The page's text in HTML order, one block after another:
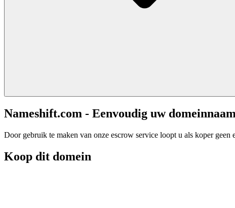
Nameshift.com - Eenvoudig uw
Door gebruik te maken van onze escrow service loopt u als koper
Koop dit domein